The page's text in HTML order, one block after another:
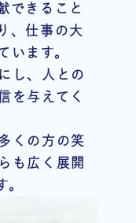
できること
、仕事の大
います。
し、人との
を与えてく
くの方の笑
も広く展開
。